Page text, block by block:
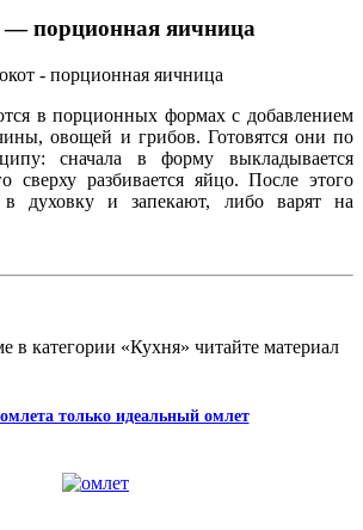
— порционная яичница
в порционных формах с добавлением
овощей и грибов. Готовятся они по
сначала в форму выкладывается
сверху разбивается яйцо. После этого
в духовку и запекают, либо варят на
в категории «Кухня» читайте материал
только идеальный омлет